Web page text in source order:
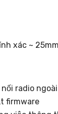
xác ~
radio ngoài
firmware